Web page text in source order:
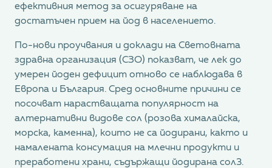
ефективния метод за осигуряване на
достатъчен прием на йод в населението.
По-нови проучвания и доклади на Световната
здравна организация (СЗО) показват, че лек до
умерен йоден дефицит отново се наблюдава в
Европа и България. Сред основните причини се
посочват нарастващата популярност на
алтернативни видове сол (розова хималайска,
морска, каменна), които не са йодирани, както и
намалената консумация на млечни продукти и
преработени храни, съдържащи йодирана сол3.